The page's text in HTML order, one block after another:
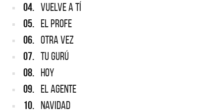
04. VUELVE A TÍ
05. EL PROFE
06. OTRA VEZ
07. TU GURÚ
08. HOY
09. EL AGENTE
10. NAVIDAD